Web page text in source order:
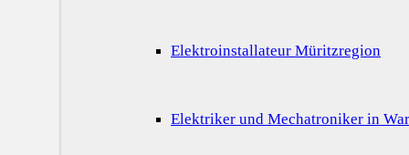
Elektroinstallateur Müritzregion
Elektriker und Mechatroniker in